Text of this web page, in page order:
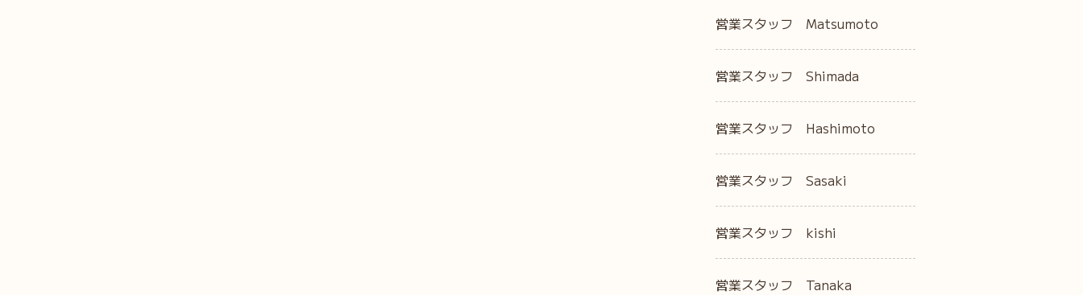
営業スタッフ Matsumoto
営業スタッフ Shimada
営業スタッフ Hashimoto
営業スタッフ Sasaki
営業スタッフ kishi
営業スタッフ Tanaka